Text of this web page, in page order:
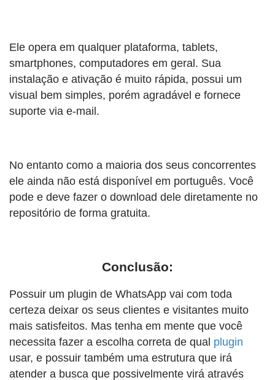
Ele opera em qualquer plataforma, tablets,
smartphones, computadores em geral. Sua
instalação e ativação é muito rápida, possui um
visual bem simples, porém agradável e fornece
suporte via e-mail.
No entanto como a maioria dos seus concorrentes
ele ainda não está disponível em português. Você
pode e deve fazer o download dele diretamente no
repositório de forma gratuita.
Conclusão:
Possuir um plugin de WhatsApp vai com toda
certeza deixar os seus clientes e visitantes muito
mais satisfeitos. Mas tenha em mente que você
necessita fazer a escolha correta de qual plugin
usar, e possuir também uma estrutura que irá
atender a busca que possivelmente virá através